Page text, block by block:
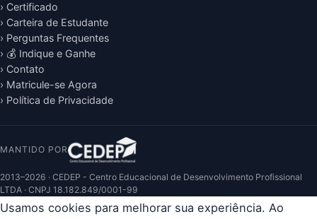
› Certificado
› Carteira de Estudante
› Perguntas Frequentes
› 💰 Indique e Ganhe
› Contato
› Matricule-se Agora
› Política de Privacidade
MANTIDO POR
2013–2026 · CEDEP - Centro Educacional de Desenvolvimento Profissional
LTDA · CNPJ 18.182.849/0001-99
Usamos cookies para melhorar sua experiência. Ao